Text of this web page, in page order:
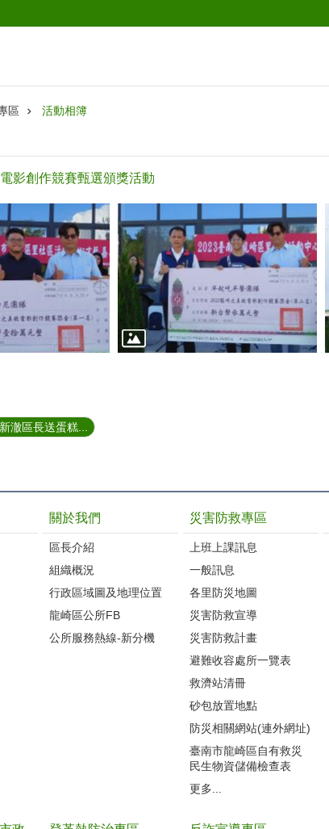
區 活動相簿
影創作競賽甄選頒獎活動
澈區長送蛋糕...
關於我們
區長介紹
組織概況
行政區域圖及地理位置
龍崎區公所FB
公所服務熱線-新分機
災害防救專區
上班上課訊息
一般訊息
各里防災地圖
災害防救宣導
災害防救計畫
避難收容處所一覽表
救濟站清冊
砂包放置地點
防災相關網站(連外網址)
臺南市龍崎區自有救災
民生物資儲備檢查表
更多...